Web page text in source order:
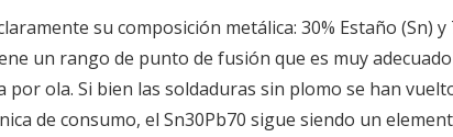
su composición metálica: 30% Estaño (Sn) y
un rango de punto de fusión que es muy
ola. Si bien las soldaduras sin plomo se han
de consumo, el Sn30Pb70 sigue siendo un